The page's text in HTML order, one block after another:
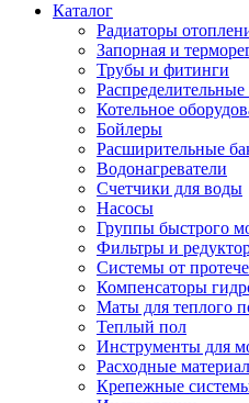
Каталог
Радиаторы
Запорная и
Трубы и фитинги
Котельное
Бойлеры
Расширительные
Водонагреватели
Счетчики для воды
Насосы
Группы быстрого
Фильтры и
Системы от
Компенсаторы
Маты для теплого
Теплый пол
Инструменты для
Расходные
Крепежные